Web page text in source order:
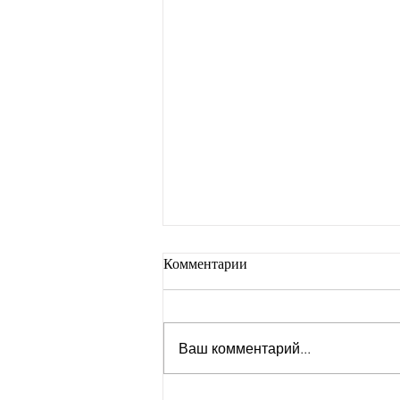
Комментарии
Ваш комментарий...